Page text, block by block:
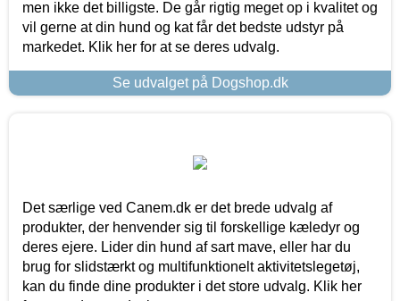
men ikke det billigste. De går rigtig meget op i kvalitet og
vil gerne at din hund og kat får det bedste udstyr på
markedet. Klik her for at se deres udvalg.
Se udvalget på Dogshop.dk
Det særlige ved Canem.dk er det brede udvalg af
produkter, der henvender sig til forskellige kæledyr og
deres ejere. Lider din hund af sart mave, eller har du
brug for slidstærkt og multifunktionelt aktivitetslegetøj,
kan du finde dine produkter i det store udvalg. Klik her